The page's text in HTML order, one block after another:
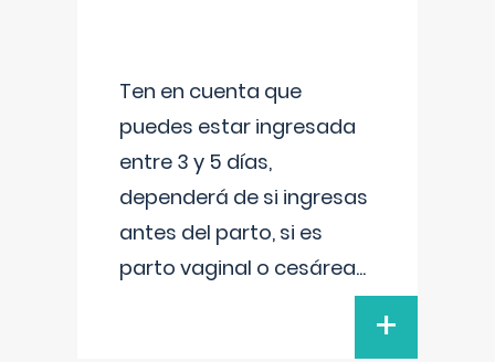
Ten en cuenta que
puedes estar ingresada
entre 3 y 5 días,
dependerá de si ingresas
antes del parto, si es
parto vaginal o cesárea...
+